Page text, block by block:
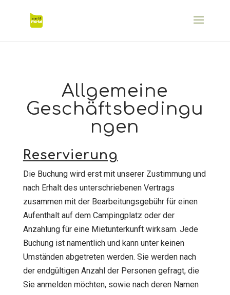
Allgemeine
Geschäftsbedingu
ngen
Reservierung
Die Buchung wird erst mit unserer Zustimmung und
nach Erhalt des unterschriebenen Vertrags
zusammen mit der Bearbeitungsgebühr für einen
Aufenthalt auf dem Campingplatz oder der
Anzahlung für eine Mietunterkunft wirksam. Jede
Buchung ist namentlich und kann unter keinen
Umständen abgetreten werden. Sie werden nach
der endgültigen Anzahl der Personen gefragt, die
Sie anmelden möchten, sowie nach deren Namen